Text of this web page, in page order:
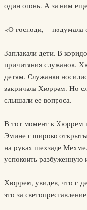
один огонь. А за ним
«О господи, – подумала
Заплакали дети. В
причитания служанок.
детям. Служанки
закричала Хюррем. Но
слышали ее вопроса.
В тот момент к Хюррем
Эмине с широко
на руках шехзаде
успокоить
Хюррем, увидев, что с
это за